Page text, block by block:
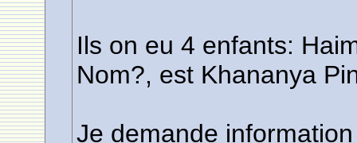
Ils on eu 4 enfants:
Nom?, est Khananya
Je demande